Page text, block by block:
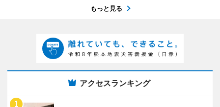
もっと見る
アクセスランキング